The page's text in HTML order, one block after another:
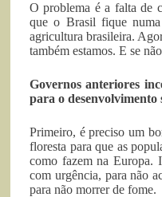
O problema é a falta de
que o Brasil fique
agricultura brasileira.
também estamos. E se
Governos anteriores
para o desenvolvimento
Primeiro, é preciso um
floresta para que as
como fazem na Europa.
com urgência, para não
para não morrer de fome.